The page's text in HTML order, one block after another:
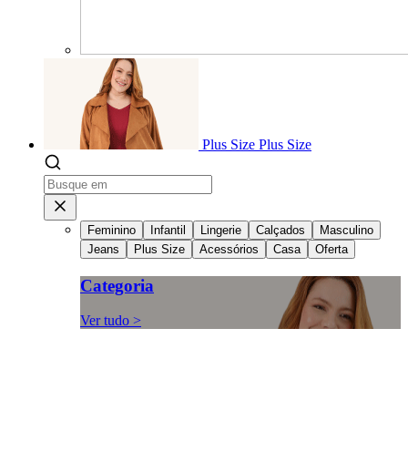
Plus Size Plus Size
Feminino Infantil Lingerie Calçados
Masculino
Jeans
Plus Size Acessórios Casa Oferta
Categoria
Ver tudo >